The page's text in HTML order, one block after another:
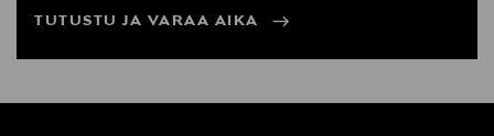
TUTUSTU JA VARAA AIKA